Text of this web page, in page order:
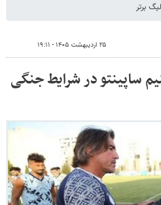
لیگ برتر
۲۵ اردیبهشت ۱۴۰۵ - ۱۹:۱۱
ساپینتو در شرایط جنگی